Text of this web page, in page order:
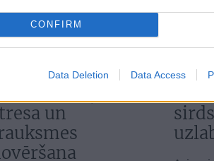
CONFIRM
Data Deletion Data Access
un